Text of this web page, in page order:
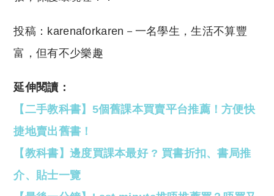
投稿：karenaforkaren－一名學生，生活不算豐
富，但有不少樂趣
延伸閱讀：
【二手教科書】5個舊課本買賣平台推薦！方便快
捷地賣出舊書！
【教科書】邊度買課本最好 ? 買書折扣、書局推
介、貼士一覽